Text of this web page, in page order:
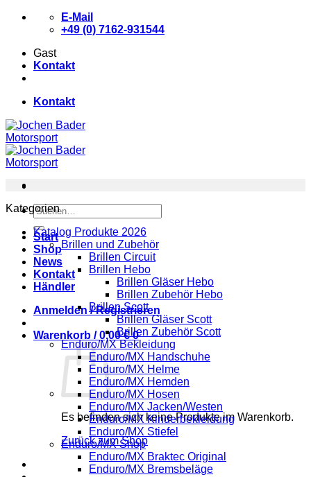
Zum
E-Mail
+49 (0) 7162-931544
Gast
Kontakt
Kontakt
Suchen
nach:
Start
Shop
News
Kontakt
Händler
Anmelden / Registrieren
Warenkorb /0,00€ 0
Es befinden sich keine Produkte im Warenkorb.
Zurück zum Shop
Kategorien
Katalog Produkte 2026
Brillen und Zubehör
Brillen Circuit
Brillen Hebo
Brillen Gläser Hebo
Brillen Zubehör Hebo
Brillen Scott
Brillen Gläser Scott
Brillen Zubehör Scott
Enduro/MX Bekleidung
Enduro/MX Handschuhe
Enduro/MX Helme
Enduro/MX Hemden
Enduro/MX Hosen
Enduro/MX Jacken/Westen
Enduro/MX Kinderbekleidung
Enduro/MX Stiefel
Enduro/MX Shop
Enduro/MX Braktec Original
Enduro/MX Bremsbeläge